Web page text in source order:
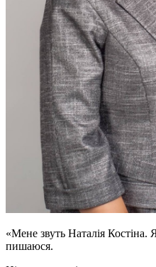
«Мене звуть Наталія
пишаюся.